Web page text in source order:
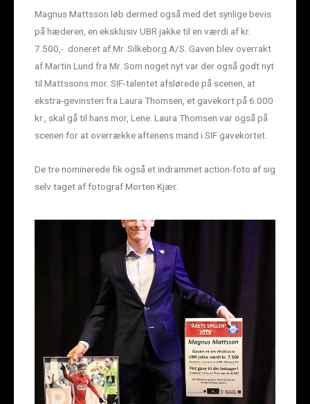
Magnus Mattsson løb dermed også med det synlige bevis
på hæderen, en eksklusiv UBR jakke til en værdi af kr.
7.500,- doneret af Mr. Silkeborg A/S. Gaven blev overrakt
af Martin Lund fra Mr. Som noget nyt var der også godt nyt
til Mattssons mor. SIF-talentet afslørede på scenen, at
ekstra-gevinsten fra Laura Thomsen, et gavekort på 6.000
kr., skal gå til hans mor, Lene. Laura Thomsen var også på
scenen for at overrække aftenens mand i SIF gavekortet.
De tre nominerede fik også et indrammet action-foto af sig
selv taget af fotograf Morten Kjær.